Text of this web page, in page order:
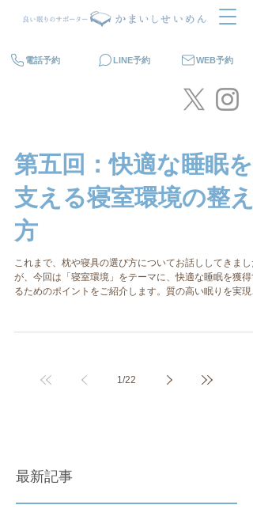
LINE予約 WEB予約
電話予約
第五回：快適な睡眠を
支える寝室環境の整え
方
これまで、枕や寝具の選び方についてお話ししてきまし
が、今回は「寝室環境」をテーマに、快適な睡眠を獲得
るためのポイントをご紹介します。質の高い眠りを実現
で深い眠りに入...
1/22
最新記事